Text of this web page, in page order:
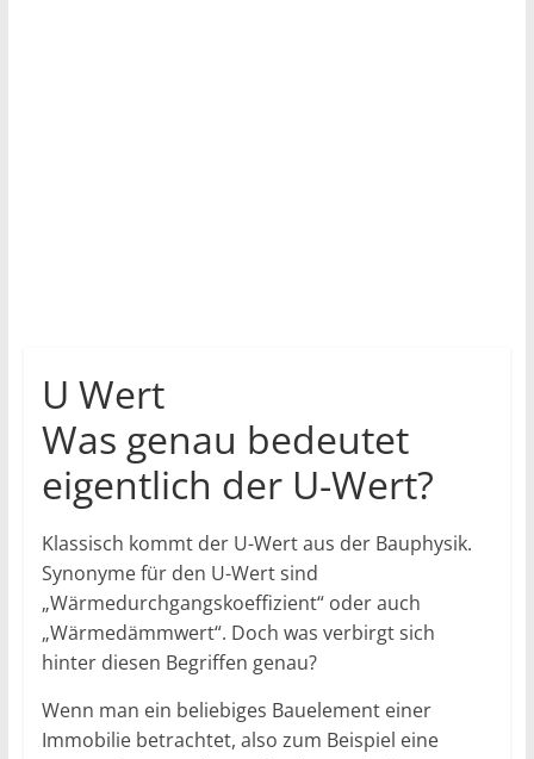
U Wert
Was genau bedeutet
eigentlich der U-Wert?
Klassisch kommt der U-Wert aus der Bauphysik.
Synonyme für den U-Wert sind
„Wärmedurchgangskoeffizient“ oder auch
„Wärmedämmwert“. Doch was verbirgt sich
hinter diesen Begriffen genau?
Wenn man ein beliebiges Bauelement einer
Immobilie betrachtet, also zum Beispiel eine